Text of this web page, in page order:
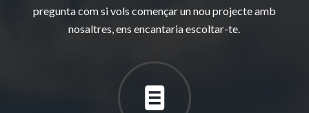
pregunta com si vols començar un nou projecte amb
nosaltres, ens encantaria escoltar-te.